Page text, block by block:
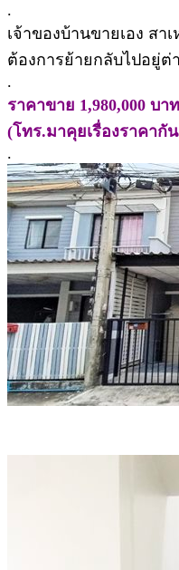
.
เจ้าของบ้านขายเอง สา
ต้องการย้ายกลับไปอยู่ต่
.
ราคาขาย 1,980,000 บาท
(โทร.มาคุยเรื่องราคากั
.